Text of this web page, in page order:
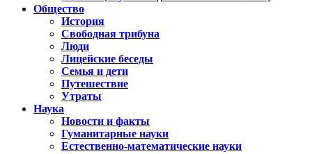
Общество
История
Свободная трибуна
Люди
Лицейские беседы
Семья и дети
Путешествие
Утраты
Наука
Новости и факты
Гуманитарные науки
Естественно-математические науки